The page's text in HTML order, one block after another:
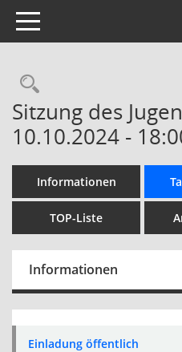
Toggle navigation
Sitzung des
10.10.2024 -
Informationen
TOP-Liste
Informationen
Einladung öffentlich